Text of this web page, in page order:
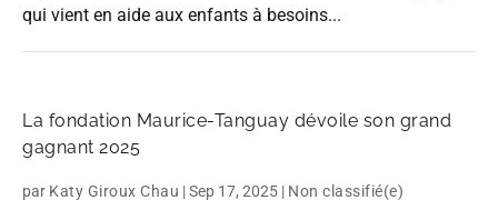
qui vient en aide aux enfants à besoins...
La fondation Maurice-Tanguay dévoile son grand
gagnant 2025
par Katy Giroux Chau |Sep 17, 2025 | Non classifié(e)